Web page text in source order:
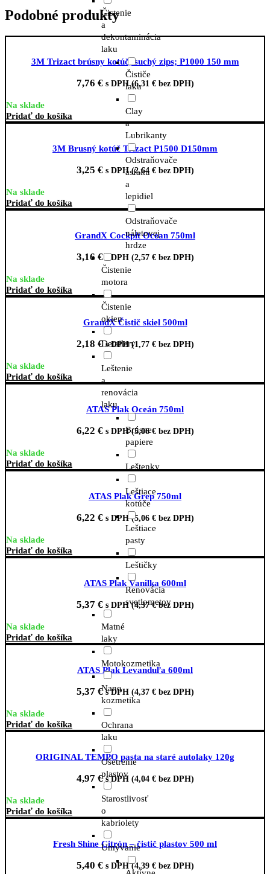
Čistenie
a
dekontaminácia
laku
Čističe
laku
Clay
a
Lubrikanty
Odstraňovače
asfaltu
a
lepidiel
Odstraňovače
náletovej
hrdze
Čistenie
motora
Čistenie
okien
Detailery
Leštenie
a
renovácia
laku
Brúsne
papiere
Leštenky
Leštiace
kotúče
Leštiace
pasty
Leštičky
Renovácia
svetlometov
Matné
laky
Motokozmetika
Nano
kozmetika
Ochrana
laku
Ošetrenie
plastov
Starostlivosť
o
kabriolety
Umývanie
Podobné produkty
3M Trizact brúsny kotúč; suchý zips; P1000 150 mm
7,76 € s DPH (6,31 €bez DPH)
Na sklade
Pridať do košíka
3M Brusný kotúč Trizact P1500 D150mm
3,25 € s DPH (2,64 €bez DPH)
Na sklade
Pridať do košíka
GrandX Cockpit Ocean 750ml
3,16 € s DPH (2,57 €bez DPH)
Na sklade
Pridať do košíka
GrandX Čistič skiel 500ml
2,18 € s DPH (1,77 €bez DPH)
Na sklade
Pridať do košíka
ATAS Plak Oceán 750ml
6,22 € s DPH (5,06€bez DPH)
Na sklade
Pridať do košíka
ATAS Plak Grep 750ml
6,22 € s DPH (5,06 €bez DPH)
Na sklade
Pridať do košíka
ATAS Plak Vanilka 600ml
5,37 € s DPH (4,37€bez DPH)
Na sklade
Pridať do košíka
ATAS Plak Levanduľa 600ml
5,37 € s DPH (4,37 €bez DPH)
Na sklade
Pridať do košíka
ORIGINAL TEMPO pasta na staré autolaky 120g
4,97 € s DPH (4,04 €bez DPH)
Na sklade
Pridať do košíka
Fresh Shine Citrón – čistič plastov 500 ml
5,40 € s DPH (4,39 €bez DPH)